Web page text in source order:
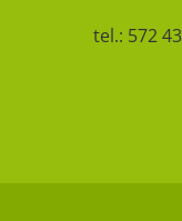
tel.: 572